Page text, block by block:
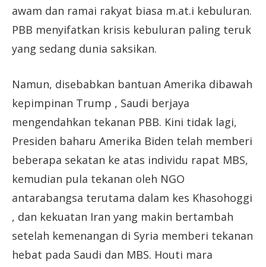
awam dan ramai rakyat biasa m.at.i kebuluran.
PBB menyifatkan krisis kebuluran paling teruk
yang sedang dunia saksikan.
Namun, disebabkan bantuan Amerika dibawah
kepimpinan Trump , Saudi berjaya
mengendahkan tekanan PBB. Kini tidak lagi,
Presiden baharu Amerika Biden telah memberi
beberapa sekatan ke atas individu rapat MBS,
kemudian pula tekanan oleh NGO
antarabangsa terutama dalam kes Khasohoggi
, dan kekuatan Iran yang makin bertambah
setelah kemenangan di Syria memberi tekanan
hebat pada Saudi dan MBS. Houti mara